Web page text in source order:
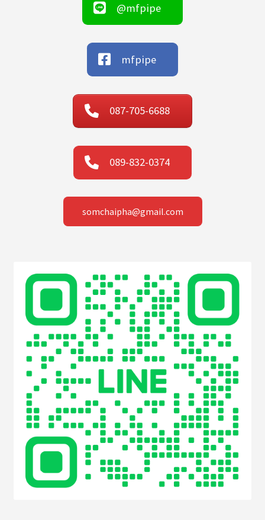
@mfpipe
mfpipe
087-705-6688
089-832-0374
somchaipha@gmail.com